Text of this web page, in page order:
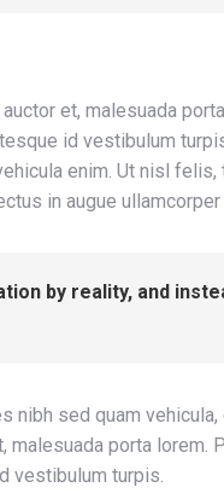
et, malesuada
id vestibulum
enim. Ut nisl
in augue
by reality, and
sed quam
porta
vestibulum turpis.